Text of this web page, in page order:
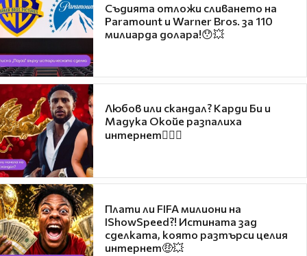
Съдията отложи сливането на
Paramount и Warner Bros. за 110
милиарда долара!😯💥
Любов или скандал? Карди Би и
Мадука Окойе разпалиха
интернет❤️‍🔥🔥
Плати ли FIFA милиони на
IShowSpeed?! Истината зад
сделката, която разтърси целия
интернет🤑💥